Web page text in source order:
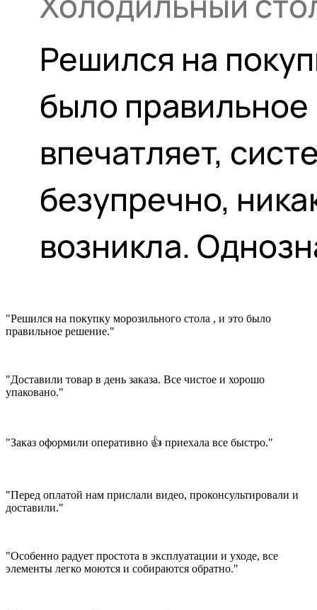
"Решился на покупку морозильного стола , и это было
правильное решение."
"Доставили товар в день заказа. Все чистое и хорошо
упаковано."
"Заказ оформили оперативно 👍 приехала все быстро."
"Перед оплатой нам прислали видео, проконсультировали и
доставили."
"Особенно радует простота в эксплуатации и уходе, все
элементы легко моются и собираются обратно."